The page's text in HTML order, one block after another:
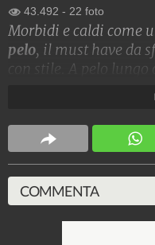
43.492 - 22 foto
Morbidi e caldi come
pelo, il must have da
con stile. A pelo
Stile e trend
COMMENTA